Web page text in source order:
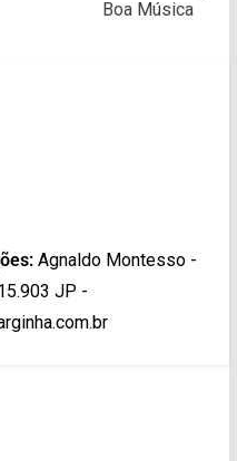
Boa Música
Agnaldo Montesso -
JP -